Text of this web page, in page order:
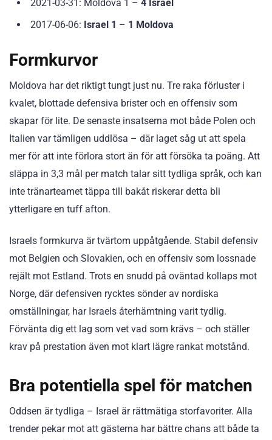
2021-03-31: Moldova 1 – 4 Israel
2017-06-06: Israel 1 – 1 Moldova
Formkurvor
Moldova har det riktigt tungt just nu. Tre raka förluster i
kvalet, blottade defensiva brister och en offensiv som
skapar för lite. De senaste insatserna mot både Polen och
Italien var tämligen uddlösa – där laget såg ut att spela
mer för att inte förlora stort än för att försöka ta poäng. Att
släppa in 3,3 mål per match talar sitt tydliga språk, och kan
inte tränarteamet täppa till bakåt riskerar detta bli
ytterligare en tuff afton.
Israels formkurva är tvärtom uppåtgående. Stabil defensiv
mot Belgien och Slovakien, och en offensiv som lossnade
rejält mot Estland. Trots en snudd på oväntad kollaps mot
Norge, där defensiven rycktes sönder av nordiska
omställningar, har Israels återhämtning varit tydlig.
Förvänta dig ett lag som vet vad som krävs – och ställer
krav på prestation även mot klart lägre rankat motstånd.
Bra potentiella spel för matchen
Oddsen är tydliga – Israel är rättmätiga storfavoriter. Alla
trender pekar mot att gästerna har bättre chans att både ta